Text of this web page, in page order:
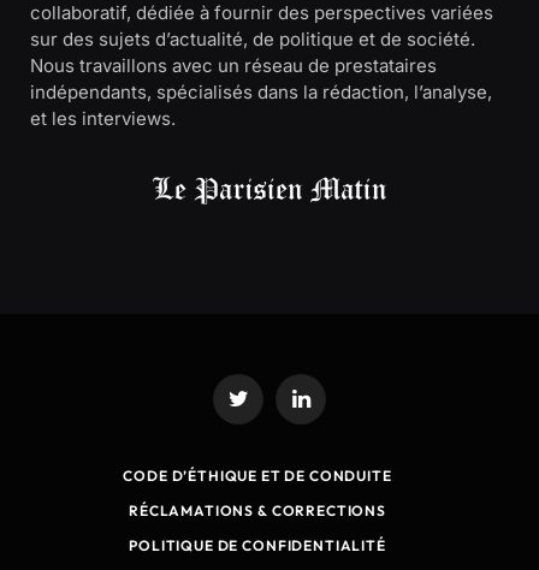
collaboratif, dédiée à fournir des perspectives variées
sur des sujets d’actualité, de politique et de société.
Nous travaillons avec un réseau de prestataires
indépendants, spécialisés dans la rédaction, l’analyse,
et les interviews.
Twitter LinkedIn
CODE D’ÉTHIQUE ET DE CONDUITE
RÉCLAMATIONS & CORRECTIONS
POLITIQUE DE CONFIDENTIALITÉ